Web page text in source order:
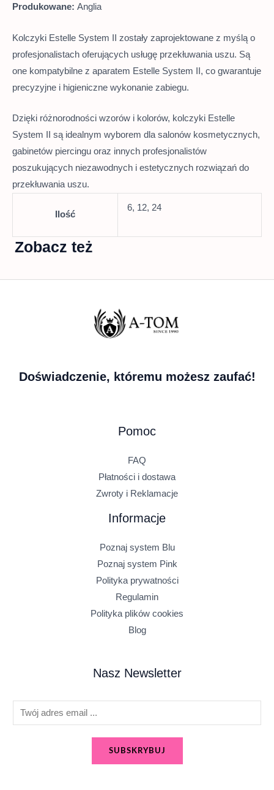
Produkowane: Anglia
Kolczyki Estelle System II zostały zaprojektowane z myślą o
profesjonalistach oferujących usługę przekłuwania uszu. Są
one kompatybilne z aparatem Estelle System II, co gwarantuje
precyzyjne i higieniczne wykonanie zabiegu.
Dzięki różnorodności wzorów i kolorów, kolczyki Estelle
System II są idealnym wyborem dla salonów kosmetycznych,
gabinetów piercingu oraz innych profesjonalistów
poszukujących niezawodnych i estetycznych rozwiązań do
przekłuwania uszu.
Ilość
6, 12, 24
Zobacz też
Doświadczenie, któremu możesz zaufać!
Pomoc
FAQ
Płatności i dostawa
Zwroty i Reklamacje
Informacje
Poznaj system Blu
Poznaj system Pink
Polityka prywatności
Regulamin
Polityka plików cookies
Blog
Nasz Newsletter
m
SUBSKRYBUJ